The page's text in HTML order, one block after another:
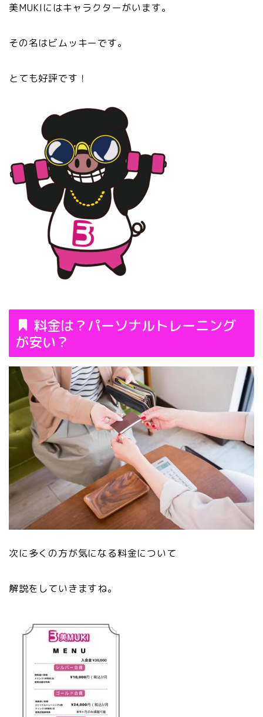
美MUKIにはキャラクターがいます。
その名はビムッキーです。
とても好評です！
料金は？パーソナルトレーニング
が安い？
次に多くの方が気になる料金について
解説をしていきますね。